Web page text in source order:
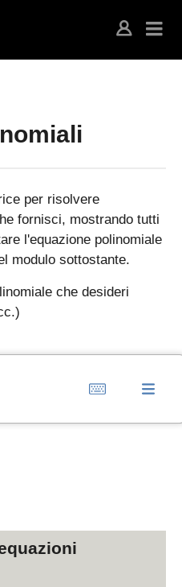
per risolvere
fornisci, mostrando tutti
l'equazione polinomiale
modulo sottostante.
che desideri